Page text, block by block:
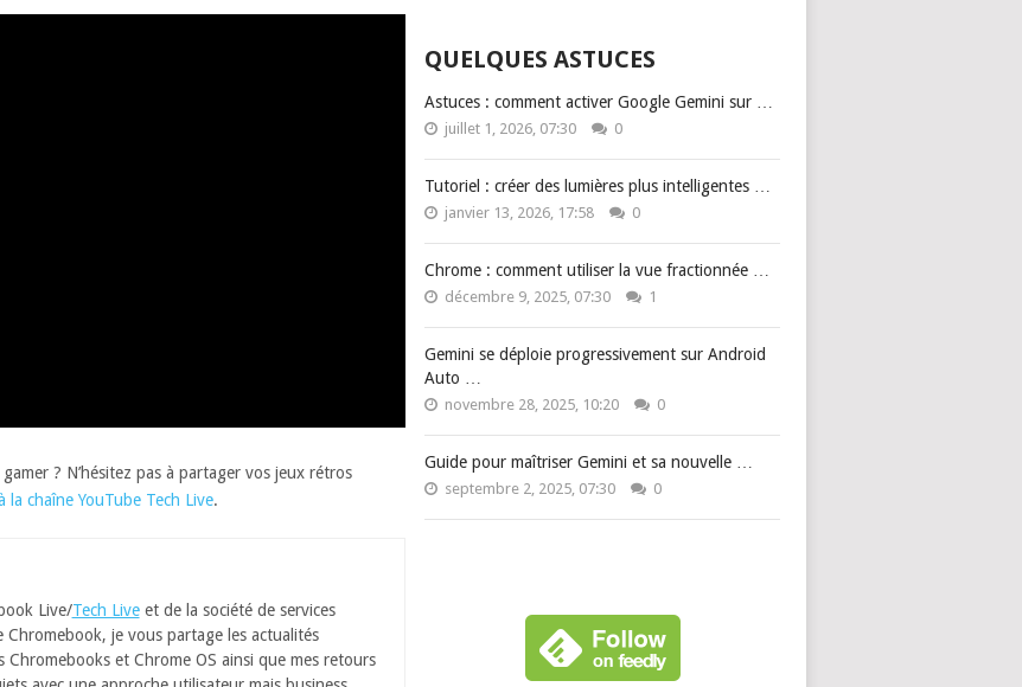
? N’hésitez pas à partager vos jeux rétros
la chaîne YouTube Tech Live.
Live/Tech Liveet de la société de services
Chromebook, je vous partage les actualités
Chromebooks et Chrome OS ainsi que mes retours
QUELQUES ASTUCES
Astuces : comment activer Google Gemini sur …
juillet 1, 2026, 07:30 0
Tutoriel : créer des lumières plus intelligentes …
janvier 13, 2026, 17:58 0
Chrome : comment utiliser la vue fractionnée …
décembre 9, 2025, 07:30 1
Gemini se déploie progressivement sur Android
Auto …
novembre 28, 2025, 10:20 0
Guide pour maîtriser Gemini et sa nouvelle …
septembre 2, 2025, 07:30 0